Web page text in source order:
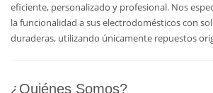
eficiente, personalizado y profesional. Nos
la funcionalidad a sus electrodomésticos con
duraderas, utilizando únicamente repuestos
¿Quiénes Somos?